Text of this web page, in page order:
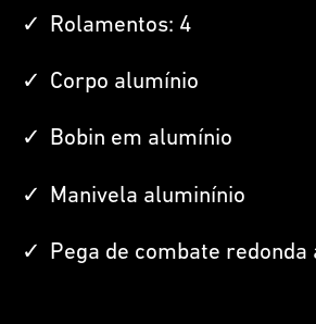
Rolamentos: 4
Corpo alumínio
Bobin em alumínio
Manivela aluminínio
Pega de combate redonda